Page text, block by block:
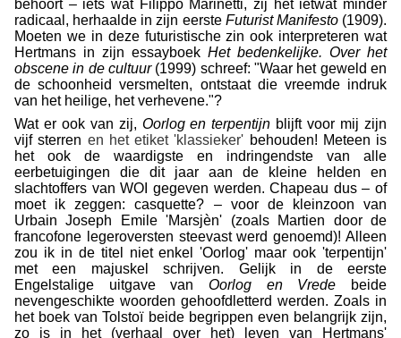
behoort – iets wat Filippo Marinetti, zij het ietwat minder
radicaal, herhaalde in zijn eerste Futurist Manifesto (1909).
Moeten we in deze futuristische zin ook interpreteren wat
Hertmans in zijn essayboek Het bedenkelijke. Over het
obscene in de cultuur (1999) schreef: "Waar het geweld en
de schoonheid versmelten, ontstaat die vreemde indruk
van het heilige, het verhevene."?
Wat er ook van zij, Oorlog en terpentijn blijft voor mij zijn
vijf sterren en het etiket 'klassieker' behouden! Meteen is
het ook de waardigste en indringendste van alle
eerbetuigingen die dit jaar aan de kleine helden en
slachtoffers van WOI gegeven werden. Chapeau dus – of
moet ik zeggen: casquette? – voor de kleinzoon van
Urbain Joseph Emile 'Marsjèn' (zoals Martien door de
francofone legeroversten steevast werd genoemd)! Alleen
zou ik in de titel niet enkel 'Oorlog' maar ook 'terpentijn'
met een majuskel schrijven. Gelijk in de eerste
Engelstalige uitgave van
Oorlog en Vrede
beide
nevengeschikte woorden gehoofdletterd werden. Zoals in
het boek van Tolstoï beide begrippen even belangrijk zijn,
zo is in het (verhaal over het) leven van Hertmans'